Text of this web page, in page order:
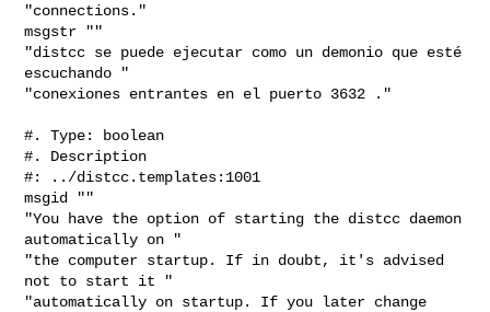
"connections."
msgstr ""
"distcc se puede ejecutar como un demonio que esté
escuchando "
"conexiones entrantes en el puerto 3632 ."
#. Type: boolean
#. Description
#: ../distcc.templates:1001
msgid ""
"You have the option of starting the distcc daemon
automatically on "
"the computer startup. If in doubt, it's advised
not to start it "
"automatically on startup. If you later change